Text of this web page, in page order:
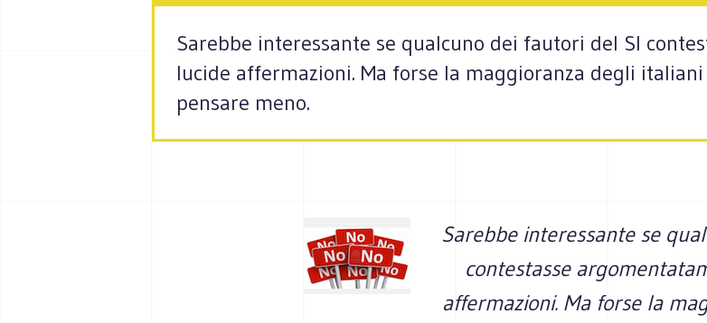
Sarebbe interessante se qualcuno dei fautori del SI
lucide affermazioni. Ma forse la maggioranza degli
pensare meno.
Sarebbe interessante se
contestasse
affermazioni. Ma forse la